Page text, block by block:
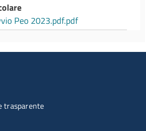
Peo 2023.pdf.pdf
trasparente